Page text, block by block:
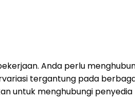
Anda perlu
tergantung pada
untuk menghubungi